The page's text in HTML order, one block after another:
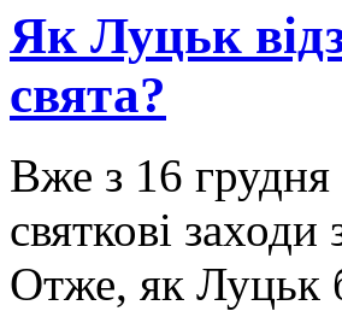
Як Луцьк
свята?
Вже з 16
святкові
Отже, як Луцьк